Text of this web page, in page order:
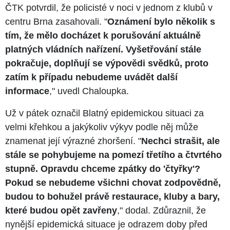
ČTK potvrdil, že policisté v noci v jednom z klubů v
centru Brna zasahovali. "Oznámení bylo několik s
tím, že mělo docházet k porušování aktuálně
platných vládních nařízení. Vyšetřování stále
pokračuje, doplňují se výpovědi svědků, proto
zatím k případu nebudeme uvádět další
informace," uvedl Chaloupka.
Už v pátek označil Blatný epidemickou situaci za
velmi křehkou a jakýkoliv výkyv podle něj může
znamenat její výrazné zhoršení. "Nechci strašit, ale
stále se pohybujeme na pomezí třetího a čtvrtého
stupně. Opravdu chceme zpátky do 'čtyřky'?
Pokud se nebudeme všichni chovat zodpovědně,
budou to bohužel právě restaurace, kluby a bary,
které budou opět zavřeny," dodal. Zdůraznil, že
nynější epidemická situace je odrazem doby před